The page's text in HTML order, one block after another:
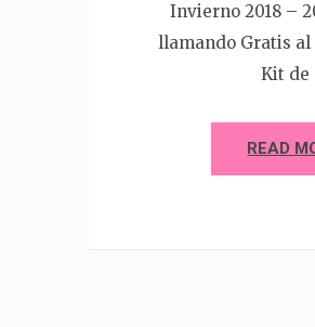
Invierno 2018 –
llamando Gratis al
Kit de
READ